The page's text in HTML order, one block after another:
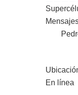
En línea